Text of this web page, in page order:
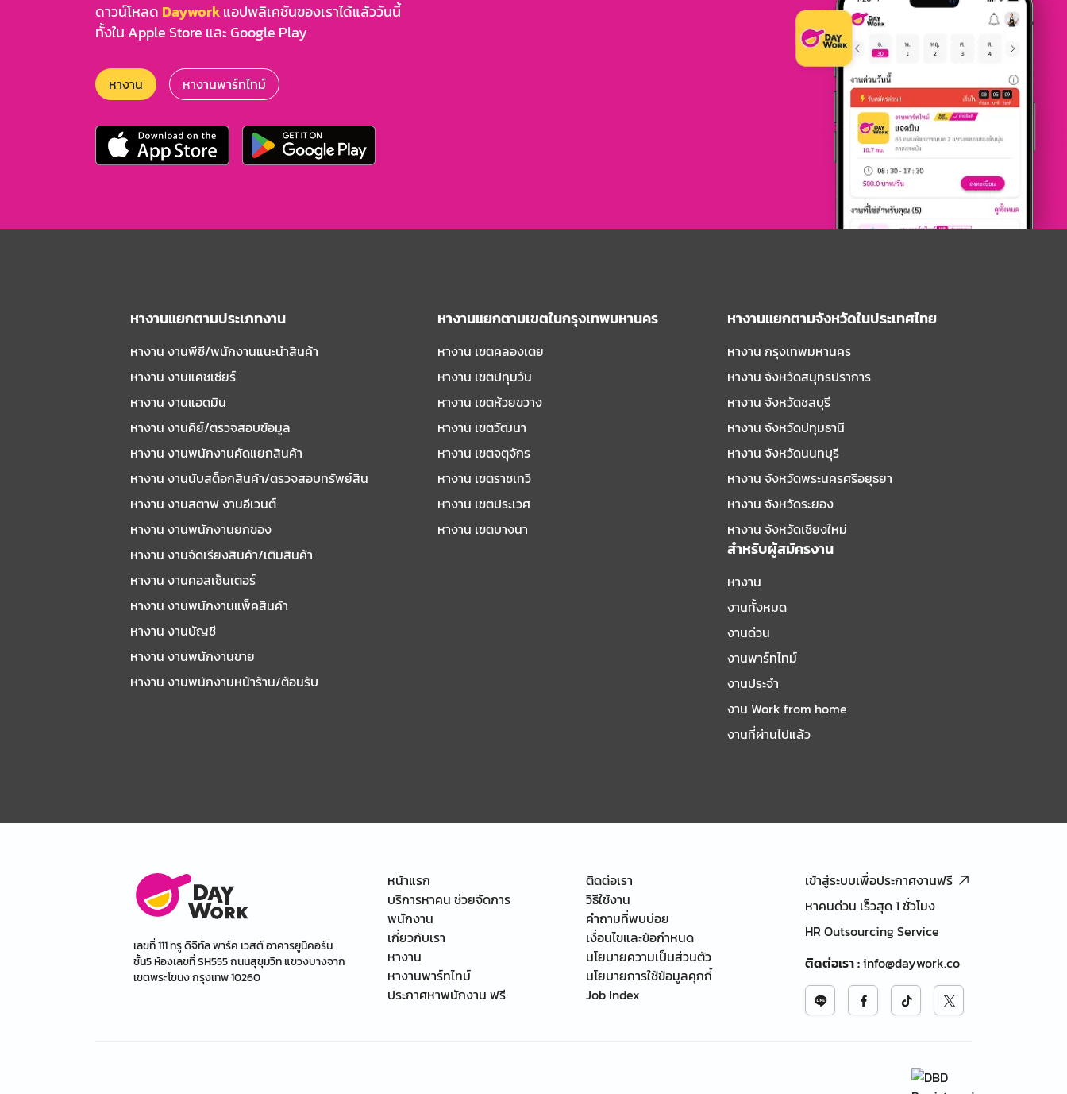
ดาวน์โหลด Dayworkแอปพลิเคชันของเราได้แล้ววันนี้
ทั้งใน Apple Store และ Google Play
หางาน หางานพาร์ทไทม์
หางานแยกตามประเภทงาน
หางาน งานพีซี/พนักงานแนะนําสินค้า
หางาน งานแคชเชียร์
หางาน งานแอดมิน
หางาน งานคีย์/ตรวจสอบข้อมูล
หางาน งานพนักงานคัดแยกสินค้า
หางาน งานนับสต็อกสินค้า/ตรวจสอบทรัพย์สิน
หางาน งานสตาฟ งานอีเวนต์
หางาน งานพนักงานยกของ
หางาน งานจัดเรียงสินค้า/เติมสินค้า
หางาน งานคอลเซ็นเตอร์
หางาน งานพนักงานแพ็คสินค้า
หางาน งานบัญชี
หางาน งานพนักงานขาย
หางาน งานพนักงานหน้าร้าน/ต้อนรับ
หางานแยกตามเขตในกรุงเทพมหานคร
หางาน เขตคลองเตย
หางาน เขตปทุมวัน
หางาน เขตห้วยขวาง
หางาน เขตวัฒนา
หางาน เขตจตุจักร
หางาน เขตราชเทวี
หางาน เขตประเวศ
หางาน เขตบางนา
หางานแยกตามจังหวัดในประเทศไทย
หางาน กรุงเทพมหานคร
หางาน จังหวัดสมุทรปราการ
หางาน จังหวัดชลบุรี
หางาน จังหวัดปทุมธานี
หางาน จังหวัดนนทบุรี
หางาน จังหวัดพระนครศรีอยุธยา
หางาน จังหวัดระยอง
หางาน จังหวัดเชียงใหม่
สำหรับผู้สมัครงาน
หางาน
งานทั้งหมด
งานด่วน
งานพาร์ทไทม์
งานประจำ
งาน Work from home
งานที่ผ่านไปแล้ว
เลขที่ 111 ทรู ดิจิทัล พาร์ค เวสต์ อาคารยูนิคอร์น
ชั้น5 ห้องเลขที่ SH555 ถนนสุขุมวิท แขวงบางจาก
เขตพระโขนง กรุงเทพ 10260
หน้าแรก
บริการหาคน ช่วยจัดการ
พนักงาน
เกี่ยวกับเรา
หางาน
หางานพาร์ทไทม์
ประกาศหาพนักงาน ฟรี
ติดต่อเรา
วิธีใช้งาน
คำถามที่พบบ่อย
เงื่อนไขและข้อกำหนด
นโยบายความเป็นส่วนตัว
นโยบายการใช้ข้อมูลคุกกี้
Job Index
เข้าสู่ระบบเพื่อประกาศงานฟรี
หาคนด่วน เร็วสุด 1 ชั่วโมง
HR Outsourcing Service
ติดต่อเรา:info@daywork.co